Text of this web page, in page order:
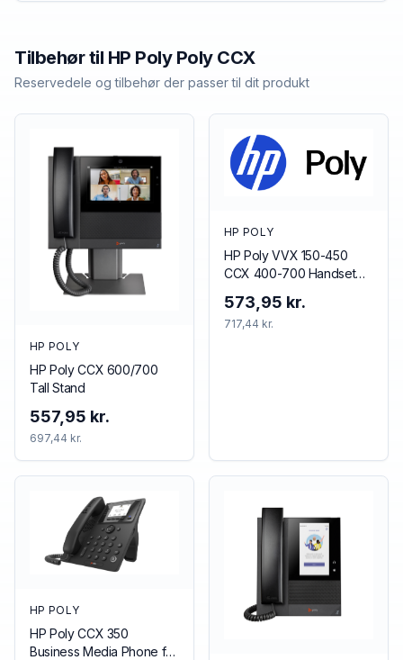
Tilbehør til HP Poly Poly CCX
Reservedele og tilbehør der passer til dit produkt
HP POLY
HP Poly CCX 600/700
Tall Stand
557,95 kr.
697,44 kr.
HP POLY
HP Poly VVX 150-450
CCX 400-700 Handset
pieces)
573,95 kr.
717,44 kr.
HP POLY
HP Poly CCX 350
Business Media Phone for